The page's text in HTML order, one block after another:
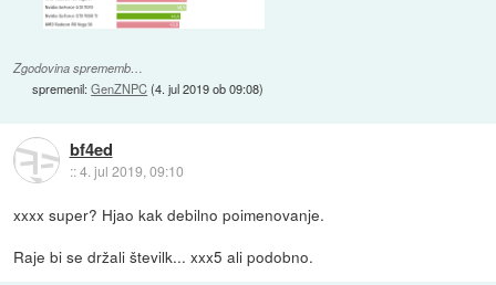
Zgodovina sprememb…
spremenil:GenZNPC(4. jul 2019 ob 09:08)
bf4ed
::4. jul 2019, 09:10
xxxx super? Hjao kak debilno poimenovanje.
Raje bi se držali številk... xxx5 ali podobno.